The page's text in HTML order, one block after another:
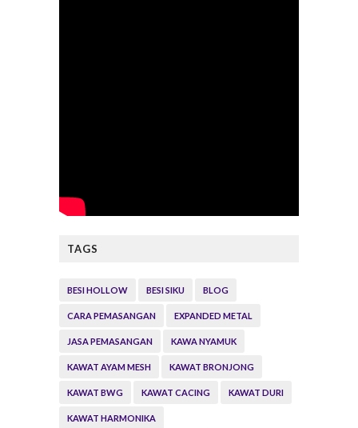
TAGS
BESI HOLLOW BESI SIKU BLOG
CARA PEMASANGAN EXPANDED METAL
JASA PEMASANGAN KAWA NYAMUK
KAWAT AYAM MESH KAWAT BRONJONG
KAWAT BWG KAWAT CACING KAWAT DURI
KAWAT HARMONIKA